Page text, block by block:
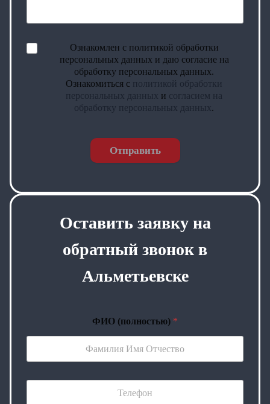
Ознакомлен с политикой обработки
персональных данных и даю согласие на
обработку персональных данных.
Ознакомиться с политикой обработки
персональных данных и согласием на
обработку персональных данных.
Отправить
Оставить заявку на
обратный звонок в
Альметьевске
ФИО (полностью) *